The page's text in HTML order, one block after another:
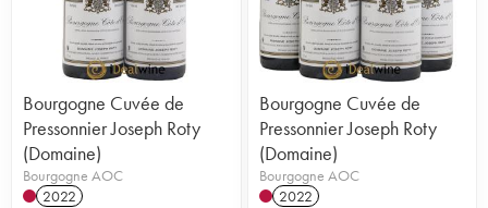
Bourgogne Cuvée de
Pressonnier Joseph Roty
(Domaine)
Bourgogne AOC
2022
Bourgogne Cuvée de
Pressonnier Joseph Roty
(Domaine)
Bourgogne AOC
2022